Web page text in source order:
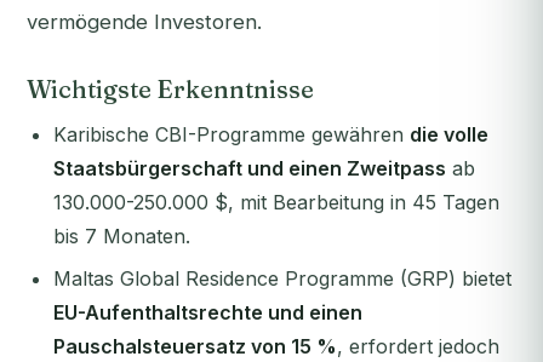
vermögende Investoren.
Wichtigste Erkenntnisse
Karibische CBI-Programme gewähren die volle
Staatsbürgerschaft und einen Zweitpass ab
130.000-250.000 $, mit Bearbeitung in 45 Tagen
bis 7 Monaten.
Maltas Global Residence Programme (GRP) bietet
EU-Aufenthaltsrechte und einen
Pauschalsteuersatz von 15 %, erfordert jedoch